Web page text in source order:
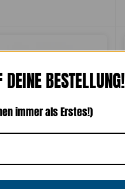
BESTELLUNG!
immer als Erstes!)